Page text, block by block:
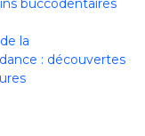
buccodentaires
la
: découvertes